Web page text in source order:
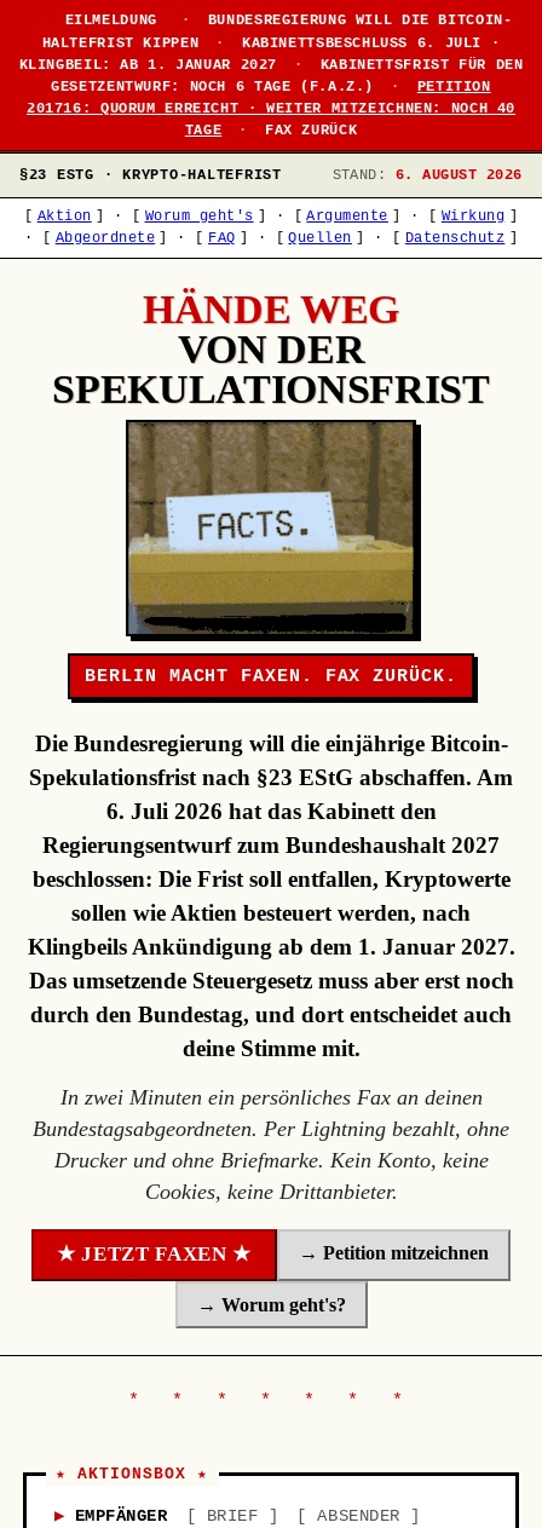
EILMELDUNG ·
BUNDESREGIERUNG WILL DIE BITCOIN-
HALTEFRIST KIPPEN
·
KABINETTSBESCHLUSS 6. JULI ·
KLINGBEIL: AB 1. JANUAR 2027
·
KABINETTSFRIST FÜR DEN
GESETZENTWURF: NOCH 6 TAGE (F.A.Z.)
·
PETITION
201716: QUORUM ERREICHT · WEITER MITZEICHNEN: NOCH 40
TAGE
· FAX ZURÜCK
§23 ESTG · KRYPTO-HALTEFRIST STAND: 6. AUGUST 2026
Aktion · Worum geht's · Argumente · Wirkung
·
Abgeordnete · FAQ · Quellen · Datenschutz
HÄNDE WEG
VON DER
SPEKULATIONSFRIST
BERLIN MACHT FAXEN. FAX ZURÜCK.
Die Bundesregierung will die einjährige Bitcoin-
Spekulationsfrist nach §23 EStG abschaffen. Am
6. Juli 2026 hat das Kabinett den
Regierungsentwurf zum Bundeshaushalt 2027
beschlossen: Die Frist soll entfallen, Kryptowerte
sollen wie Aktien besteuert werden, nach
Klingbeils Ankündigung ab dem 1. Januar 2027.
Das umsetzende Steuergesetz muss aber erst noch
durch den Bundestag, und dort entscheidet auch
deine Stimme mit.
In zwei Minuten ein persönliches Fax an deinen
Bundestagsabgeordneten. Per Lightning bezahlt, ohne
Drucker und ohne Briefmarke. Kein Konto, keine
Cookies, keine Drittanbieter.
★ JETZT FAXEN ★ → Petition mitzeichnen
→ Worum geht's?
★ AKTIONSBOX ★
EMPFÄNGER BRIEF
ABSENDER